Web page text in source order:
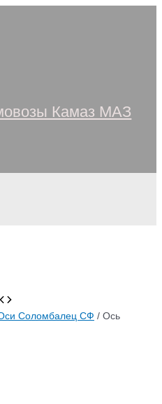
Камаз МАЗ
Соломбалец СФ / Ось